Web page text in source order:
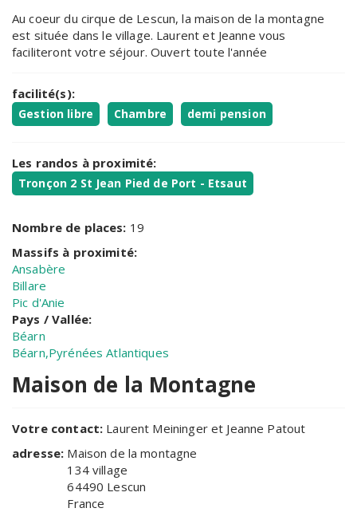
Au coeur du cirque de Lescun, la maison de la montagne
est située dans le village. Laurent et Jeanne vous
faciliteront votre séjour. Ouvert toute l'année
facilité(s):
Gestion libre Chambre demi pension
Les randos à proximité:
Tronçon 2 St Jean Pied de Port - Etsaut
Nombre de places: 19
Massifs à proximité:
Ansabère
Billare
Pic d'Anie
Pays / Vallée:
Béarn
Béarn,Pyrénées Atlantiques
Maison de la Montagne
Votre contact: Laurent Meininger et Jeanne Patout
adresse: Maison de la montagne
134 village
64490 Lescun
France